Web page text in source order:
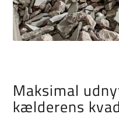
Maksimal
kælderens